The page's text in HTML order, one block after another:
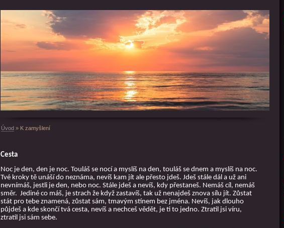
Úvod » K zamyšlení
Cesta
Noc je den, den je noc. Touláš se nocí a myslíš na den, touláš se dnem a myslíš na noc.
Tvé kroky tě unáší do neznáma, nevíš kam jít ale přesto jdeš. Jdeš stále dál a už ani
nevnímáš, jestli je den, nebo noc. Stále jdeš a nevíš, kdy přestaneš. Nemáš cíl, nemáš
směr. Jediné co máš, je strach že když zastavíš, tak už nenajdeš znova sílu jít. Zůstat
stát pro tebe znamená, zůstat sám, tmavým stínem bez jména. Nevíš, jak dlouho
půjdeš a kde skončí tvá cesta, nevíš a nechceš vědět, je ti to jedno. Ztratil jsi víru,
ztratil jsi sám sebe.